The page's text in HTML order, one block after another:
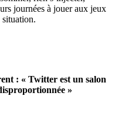
journées à jouer aux jeux
situation.
: « Twitter est un salon
»